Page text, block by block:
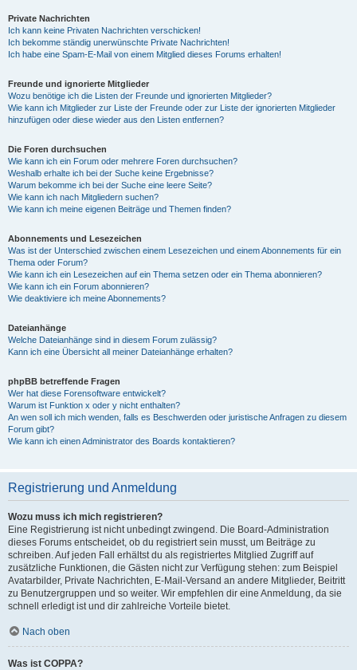
Private Nachrichten
Ich kann keine Privaten Nachrichten verschicken!
Ich bekomme ständig unerwünschte Private Nachrichten!
Ich habe eine Spam-E-Mail von einem Mitglied dieses Forums erhalten!
Freunde und ignorierte Mitglieder
Wozu benötige ich die Listen der Freunde und ignorierten Mitglieder?
Wie kann ich Mitglieder zur Liste der Freunde oder zur Liste der ignorierten Mitglieder
hinzufügen oder diese wieder aus den Listen entfernen?
Die Foren durchsuchen
Wie kann ich ein Forum oder mehrere Foren durchsuchen?
Weshalb erhalte ich bei der Suche keine Ergebnisse?
Warum bekomme ich bei der Suche eine leere Seite?
Wie kann ich nach Mitgliedern suchen?
Wie kann ich meine eigenen Beiträge und Themen finden?
Abonnements und Lesezeichen
Was ist der Unterschied zwischen einem Lesezeichen und einem Abonnements für ein
Thema oder Forum?
Wie kann ich ein Lesezeichen auf ein Thema setzen oder ein Thema abonnieren?
Wie kann ich ein Forum abonnieren?
Wie deaktiviere ich meine Abonnements?
Dateianhänge
Welche Dateianhänge sind in diesem Forum zulässig?
Kann ich eine Übersicht all meiner Dateianhänge erhalten?
phpBB betreffende Fragen
Wer hat diese Forensoftware entwickelt?
Warum ist Funktion x oder y nicht enthalten?
An wen soll ich mich wenden, falls es Beschwerden oder juristische Anfragen zu diesem
Forum gibt?
Wie kann ich einen Administrator des Boards kontaktieren?
Registrierung und Anmeldung
Wozu muss ich mich registrieren?
Eine Registrierung ist nicht unbedingt zwingend. Die Board-Administration
dieses Forums entscheidet, ob du registriert sein musst, um Beiträge zu
schreiben. Auf jeden Fall erhältst du als registriertes Mitglied Zugriff auf
zusätzliche Funktionen, die Gästen nicht zur Verfügung stehen: zum Beispiel
Avatarbilder, Private Nachrichten, E-Mail-Versand an andere Mitglieder, Beitritt
zu Benutzergruppen und so weiter. Wir empfehlen dir eine Anmeldung, da sie
schnell erledigt ist und dir zahlreiche Vorteile bietet.
Nach oben
Was ist COPPA?